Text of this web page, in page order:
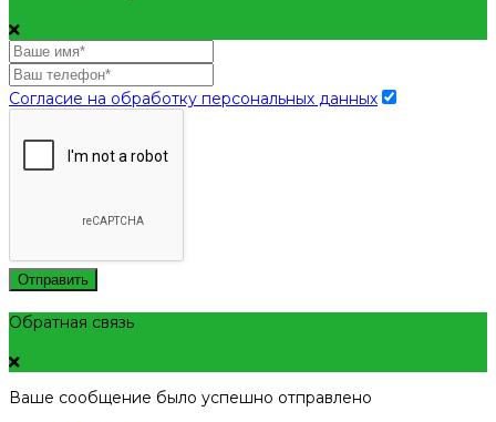
Согласие на обработку персональных данных
Отправить
Обратная связь
Ваше сообщение было успешно отправлено